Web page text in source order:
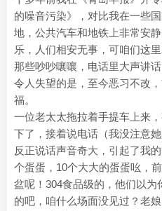
的噪音污染》，对比我在一些
地，公共汽车和地铁上非常安
乐，人们相安无事，可咱们这
那些吵吵嚷嚷，电话里大声讲话
令人失望的是，至今恶习不改
福。
一位老太太拖拉着手提车上来
下了，接着说电话（我没注意
反正说话声音奇大，引起了我
个蛋蛋，10个大大的蛋蛋吆，
盆呢！304食品级的，他们以
的吧，咱什么场面没见过？老